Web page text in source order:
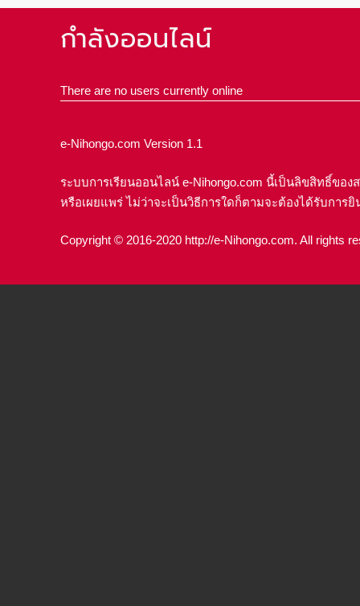
กำลังออนไลน์
There are no users currently online
e-Nihongo.com Version 1.1
ระบบการเรียนออนไลน์ e-Nihongo.com นี้เป็นลิขสิทธิ์ข
หรือเผยแพร่ ไม่ว่าจะเป็นวิธีการใดก็ตามจะต้องได้รับก
Copyright © 2016-2020 http://e-Nihongo.com. All rights